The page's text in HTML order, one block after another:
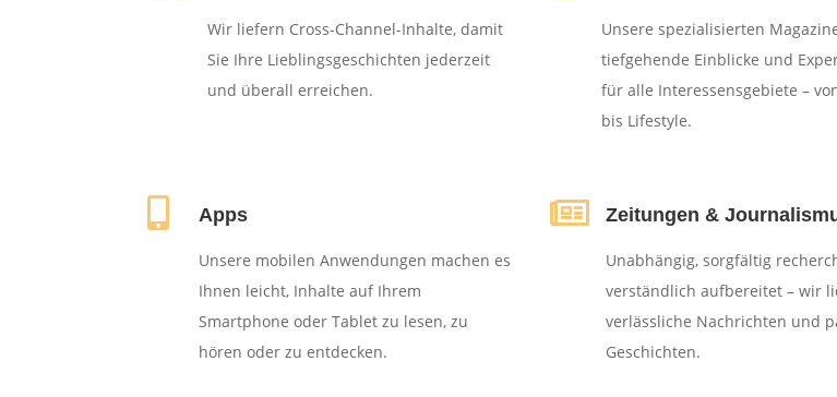
Wir liefern Cross-Channel-Inhalte, damit
Sie Ihre Lieblingsgeschichten jederzeit
und überall erreichen.
Unsere spezialisierten
tiefgehende Einblicke und
für alle Interessensgebiete –
bis Lifestyle.
 Apps
Unsere mobilen Anwendungen machen es
Ihnen leicht, Inhalte auf Ihrem
Smartphone oder Tablet zu lesen, zu
hören oder zu entdecken.
 Zeitungen &
Unabhängig, sorgfältig
verständlich aufbereitet – wir
verlässliche Nachrichten und
Geschichten.